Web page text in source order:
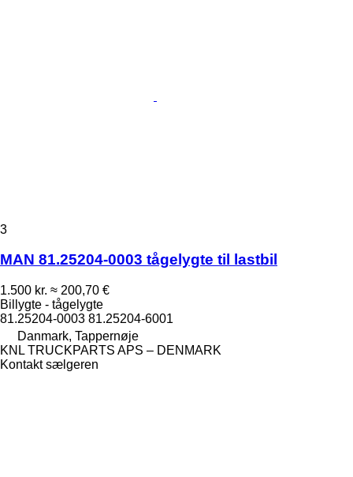
3
MAN 81.25204-0003 tågelygte til lastbil
1.500 kr. ≈ 200,70 €
Billygte - tågelygte
81.25204-0003 81.25204-6001
Danmark, Tappernøje
KNL TRUCKPARTS APS – DENMARK
Kontakt sælgeren